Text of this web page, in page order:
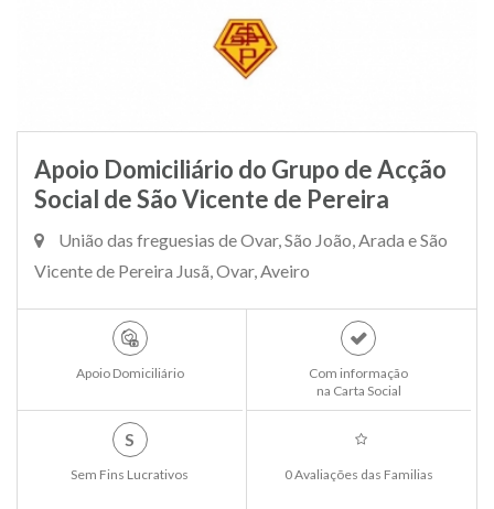
Apoio Domiciliário do Grupo de Acção
Social de São Vicente de Pereira
União das freguesias de Ovar, São João, Arada e São
Vicente de Pereira Jusã, Ovar, Aveiro
Apoio Domiciliário
Com informação
na Carta Social
S
Sem Fins Lucrativos 0 Avaliações das Familias